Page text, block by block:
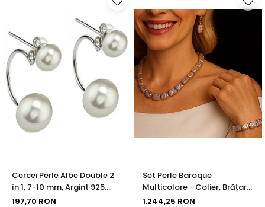
Cercei Perle Albe Double 2
în 1, 7-10 mm, Argint 925
Placat cu Platină |
197,70 RON
Set Perle Baroque
Multicolore - Colier, Brățară
și Cercei, Argint 925 |
1.244,25 RON